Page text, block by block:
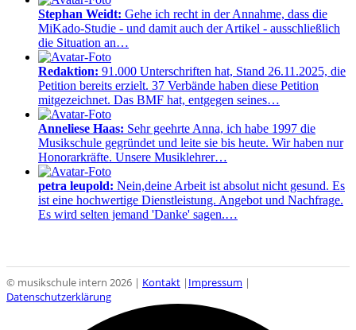
Stephan Weidt: Gehe ich recht in der Annahme, dass die
MiKado-Studie - und damit auch der Artikel - ausschließlich
die Situation an…
Redaktion: 91.000 Unterschriften hat, Stand 26.11.2025, die
Petition bereits erzielt. 37 Verbände haben diese Petition
mitgezeichnet. Das BMF hat, entgegen seines…
Anneliese Haas: Sehr geehrte Anna, ich habe 1997 die
Musikschule gegründet und leite sie bis heute. Wir haben nur
Honorarkräfte. Unsere Musiklehrer…
petra leupold: Nein,deine Arbeit ist absolut nicht gesund. Es
ist eine hochwertige Dienstleistung. Angebot und Nachfrage.
Es wird selten jemand 'Danke' sagen.…
© musikschule intern 2026 | Kontakt | Impressum |
Datenschutzerklärung